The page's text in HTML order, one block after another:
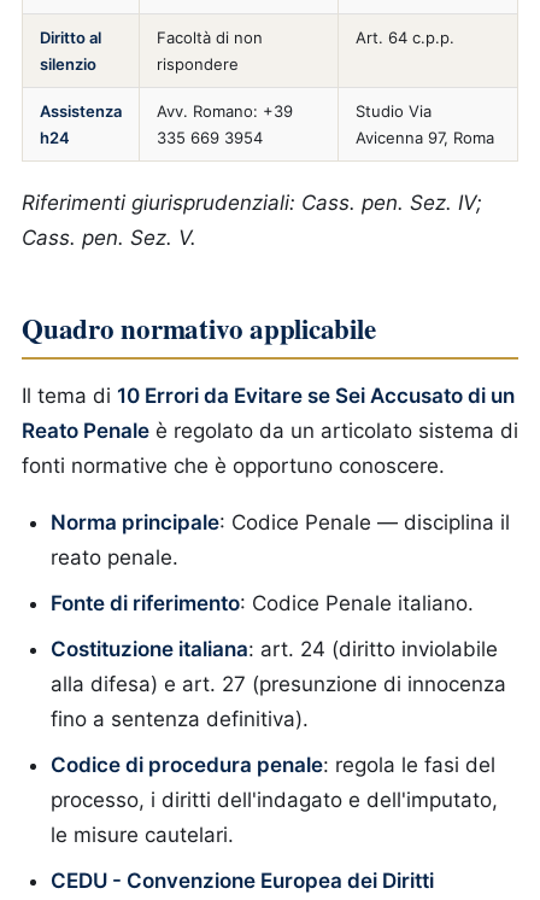
Diritto al
silenzio
Facoltà di non
rispondere
Art. 64 c.p.p.
Assistenza
h24
Avv. Romano: +39
335 669 3954
Studio Via
Avicenna 97, Roma
Riferimenti giurisprudenziali: Cass. pen. Sez. IV;
Cass. pen. Sez. V.
Quadro normativo applicabile
Il tema di 10 Errori da Evitare se Sei Accusato di un
Reato Penale è regolato da un articolato sistema di
fonti normative che è opportuno conoscere.
Norma principale: Codice Penale — disciplina il
reato penale.
Fonte di riferimento: Codice Penale italiano.
Costituzione italiana: art. 24 (diritto inviolabile
alla difesa) e art. 27 (presunzione di innocenza
fino a sentenza definitiva).
Codice di procedura penale: regola le fasi del
processo, i diritti dell'indagato e dell'imputato,
le misure cautelari.
CEDU - Convenzione Europea dei Diritti